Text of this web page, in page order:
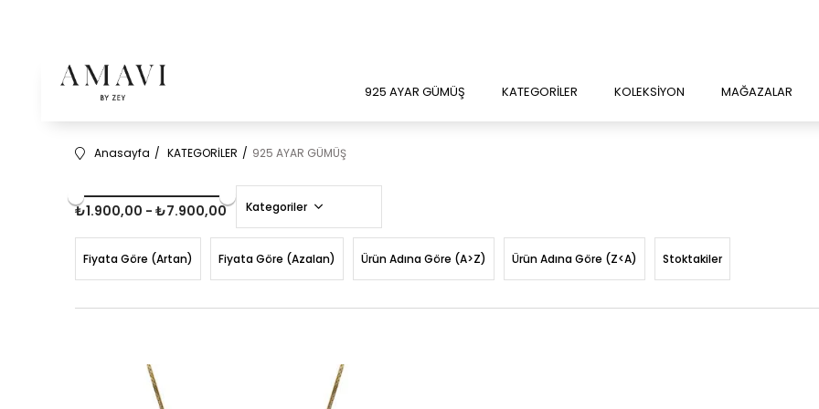
925 AYAR GÜMÜŞ KATEGORİLER KOLEKSİYON MAĞAZALAR
Anasayfa KATEGORİLER 925 AYAR GÜMÜŞ
₺1.900,00 - ₺7.900,00 Kategoriler
Fiyata Göre (Artan) Fiyata Göre (Azalan) Ürün Adına Göre (A>Z) Ürün Adına Göre (Z<A) Stoktakiler